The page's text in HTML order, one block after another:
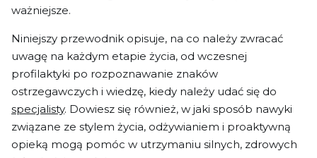
ważniejsze.
Niniejszy przewodnik opisuje, na co należy zwracać
uwagę na każdym etapie życia, od wczesnej
profilaktyki po rozpoznawanie znaków
ostrzegawczych i wiedzę, kiedy należy udać się do
specjalisty. Dowiesz się również, w jaki sposób nawyki
związane ze stylem życia, odżywianiem i proaktywną
opieką mogą pomóc w utrzymaniu silnych, zdrowych